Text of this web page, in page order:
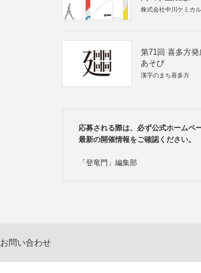
株式会社中川ケミカル
第71回 喜多方
あそび
漢字のまち喜多方
応募される際は、必ず公式ホームペ
最新の開催情報をご確認ください。
「登竜門」編集部
お問い合わせ